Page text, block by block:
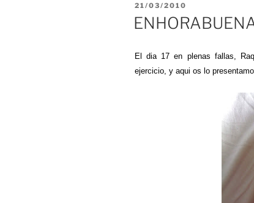
PUBLICADO
EL
21/03/2010
El dia 17 en plenas fallas,
ejercicio, y aqui os lo